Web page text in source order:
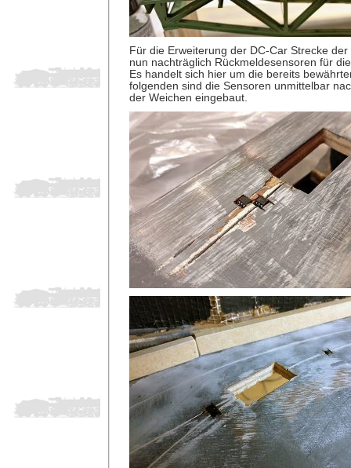
Für die Erweiterung der DC-Car Strecke
nun nachträglich Rückmeldesensoren für
Es handelt sich hier um die bereits
folgenden sind die Sensoren unmittelbar
der Weichen eingebaut.